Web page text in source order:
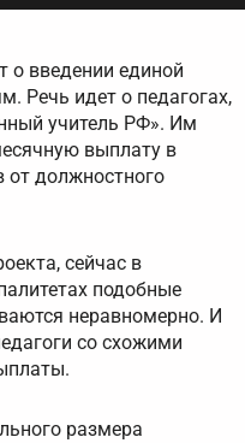
о введении единой
Речь идет о педагогах,
учитель РФ». Им
выплату в
от должностного
сейчас в
подобные
неравномерно. И
со схожими
размера